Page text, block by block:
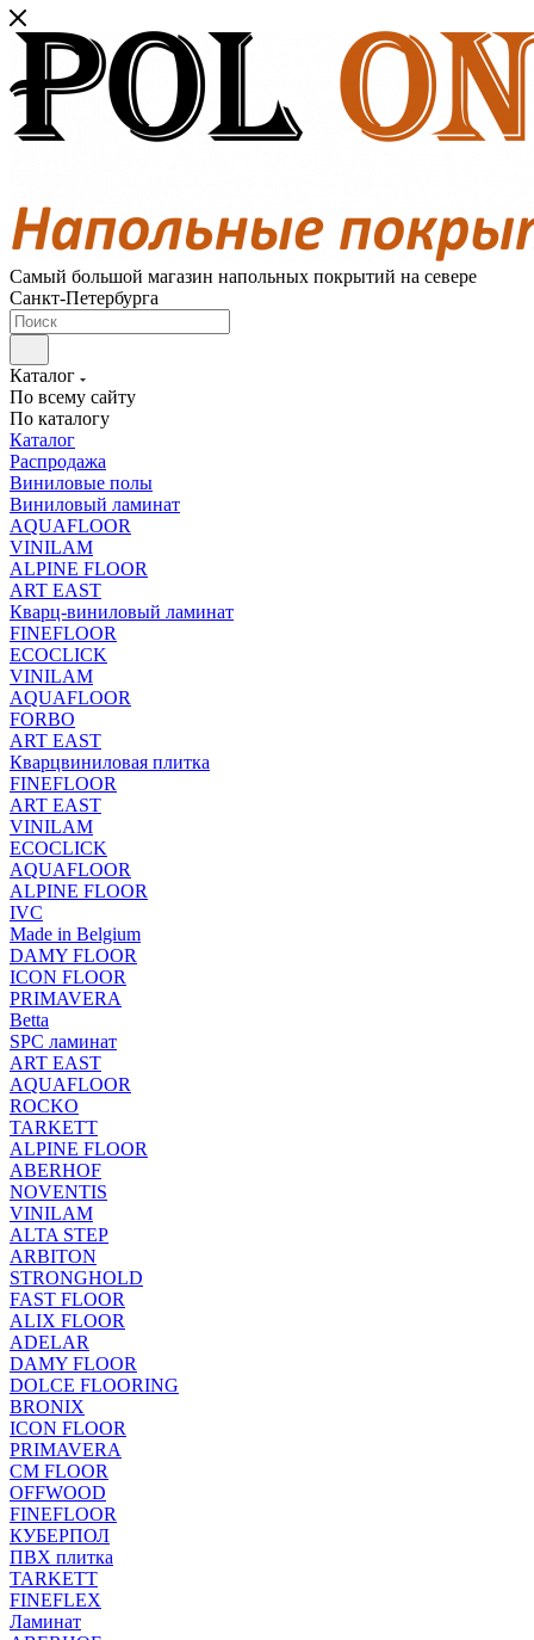
Самый большой магазин напольных покрытий на севере
Санкт-Петербурга
Каталог
По всему сайту
По каталогу
Каталог
Распродажа
Виниловые полы
Виниловый ламинат
AQUAFLOOR
VINILAM
ALPINE FLOOR
ART EAST
Кварц-виниловый ламинат
FINEFLOOR
ECOCLICK
VINILAM
AQUAFLOOR
FORBO
ART EAST
Кварцвиниловая плитка
FINEFLOOR
ART EAST
VINILAM
ECOCLICK
AQUAFLOOR
ALPINE FLOOR
IVC
Made in Belgium
DAMY FLOOR
ICON FLOOR
PRIMAVERA
Betta
SPC ламинат
ART EAST
AQUAFLOOR
ROCKO
TARKETT
ALPINE FLOOR
ABERHOF
NOVENTIS
VINILAM
ALTA STEP
ARBITON
STRONGHOLD
FAST FLOOR
ALIX FLOOR
ADELAR
DAMY FLOOR
DOLCE FLOORING
BRONIX
ICON FLOOR
PRIMAVERA
CM FLOOR
OFFWOOD
FINEFLOOR
КУБЕРПОЛ
ПВХ плитка
TARKETT
FINEFLEX
Ламинат